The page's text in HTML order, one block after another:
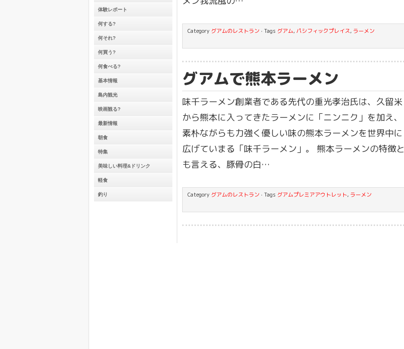
体験レポート
何する?
何それ?
何買う?
何食べる?
基本情報
島内観光
映画観る?
最新情報
朝食
特集
美味しい料理&ドリンク
軽食
釣り
Category グアムのレストラン · Tags グアム, パシフィックプレイス, ラーメン
グアムで熊本ラーメン
味千ラーメン創業者である先代の重光孝治氏は、久留米
から熊本に入ってきたラーメンに「ニンニク」を加え、
素朴ながらも力強く優しい味の熊本ラーメンを世界中に
広げていまる「味千ラーメン」。 熊本ラーメンの特徴と
も言える、豚骨の白…
Category グアムのレストラン · Tags グアムプレミアアウトレット, ラーメン